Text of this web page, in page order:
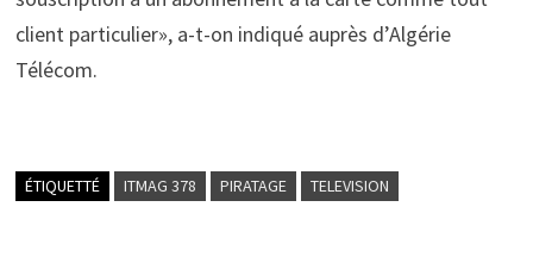
client particulier», a-t-on indiqué auprès d’Algérie
Télécom.
ÉTIQUETTÉ ITMAG 378 PIRATAGE TELEVISION